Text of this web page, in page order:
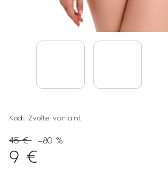
Kód: Zvoľte variant
45 € –80 %
9 €